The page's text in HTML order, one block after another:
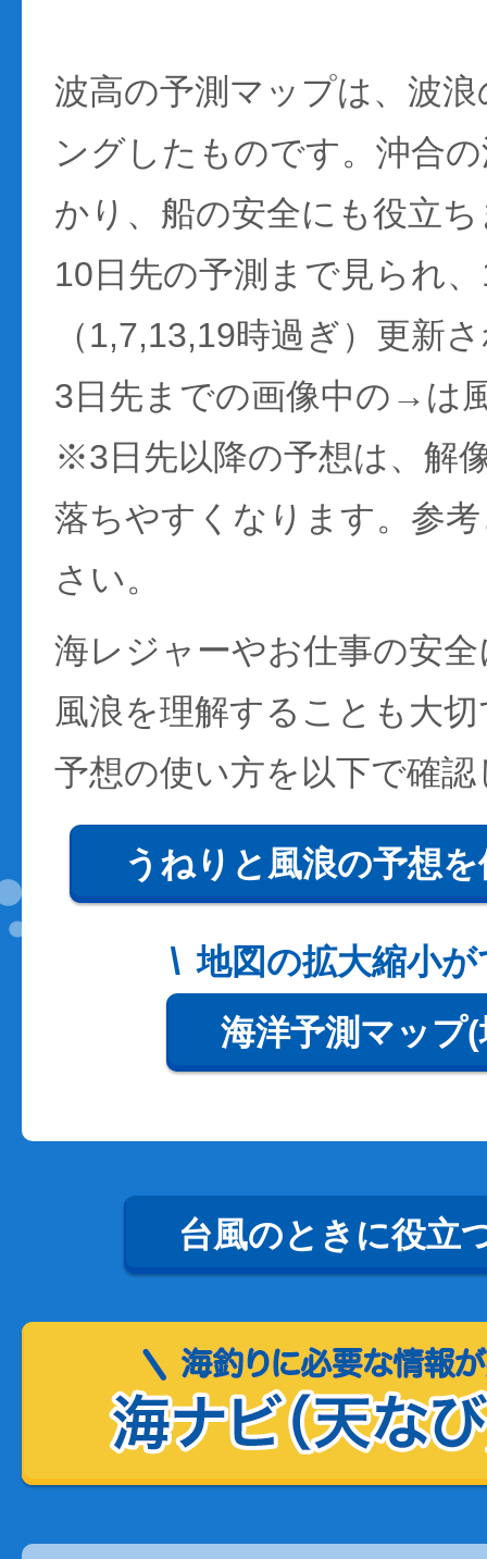
波高の予測マップは、波
ングしたものです。沖合
かり、船の安全にも役立
10日先の予測まで見られ
（1,7,13,19時過ぎ）更新
3日先までの画像中の→は
※3日先以降の予想は、解
落ちやすくなります。参
さい。
海レジャーやお仕事の安
風浪を理解することも大
予想の使い方を以下で確
うねりと風浪の予想
地図の拡大縮小
海洋予測マップ
台風のときに役立